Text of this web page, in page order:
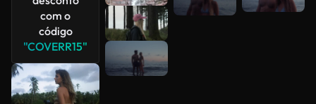
com o
código
"COVERR15"